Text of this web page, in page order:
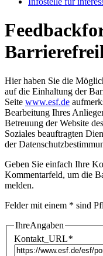
Hier haben Sie die
auf die Einhaltung der
Seite www.esf.de
Bearbeitung Ihres
Betreuung der Website
Soziales beauftragten
der
Geben Sie einfach Ihre
Kommentarfeld, um die
melden.
Felder mit einem * sind
IhreAngaben
Kontakt_URL*